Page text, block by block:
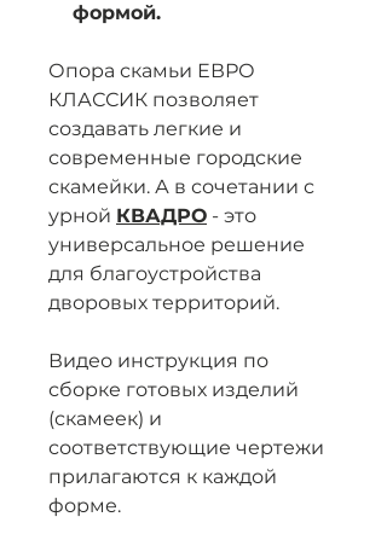
формой.
Опора скамьи ЕВРО
КЛАССИК позволяет
создавать легкие и
современные городские
скамейки. А в сочетании с
урной КВАДРО - это
универсальное решение
для благоустройства
дворовых территорий.
Видео инструкция по
сборке готовых изделий
(скамеек) и
соответствующие чертежи
прилагаются к каждой
форме.